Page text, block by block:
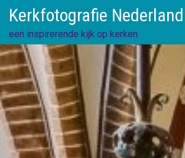
content
Kerkfotografie Nederland
een inspirerende kijk op kerken